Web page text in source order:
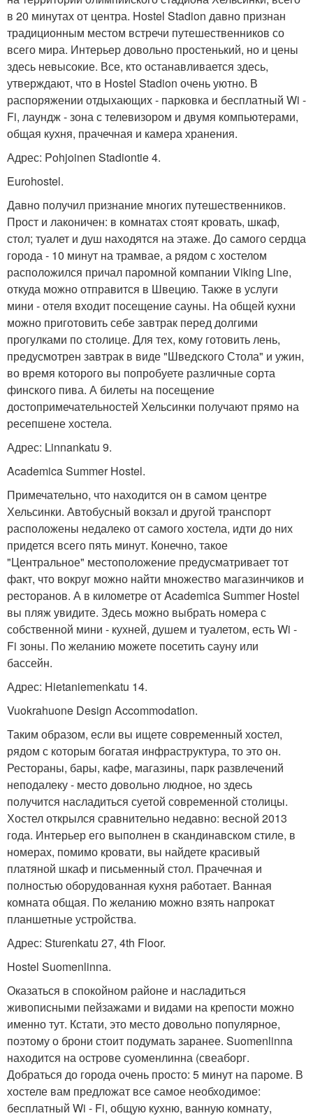
в 20 минутах от центра. Hostel Stadion давно признан
традиционным местом встречи путешественников со
всего мира. Интерьер довольно простенький, но и цены
здесь невысокие. Все, кто останавливается здесь,
утверждают, что в Hostel Stadion очень уютно. В
распоряжении отдыхающих - парковка и бесплатный Wi -
Fi, лаундж - зона с телевизором и двумя компьютерами,
общая кухня, прачечная и камера хранения.
Адрес: Pohjoinen Stadiontie 4.
Eurohostel.
Давно получил признание многих путешественников.
Прост и лаконичен: в комнатах стоят кровать, шкаф,
стол; туалет и душ находятся на этаже. До самого сердца
города - 10 минут на трамвае, а рядом с хостелом
расположился причал паромной компании Viking Line,
откуда можно отправится в Швецию. Также в услуги
мини - отеля входит посещение сауны. На общей кухни
можно приготовить себе завтрак перед долгими
прогулками по столице. Для тех, кому готовить лень,
предусмотрен завтрак в виде "Шведского Стола" и ужин,
во время которого вы попробуете различные сорта
финского пива. А билеты на посещение
достопримечательностей Хельсинки получают прямо на
ресепшене хостела.
Адрес: Linnankatu 9.
Academica Summer Hostel.
Примечательно, что находится он в самом центре
Хельсинки. Автобусный вокзал и другой транспорт
расположены недалеко от самого хостела, идти до них
придется всего пять минут. Конечно, такое
"Центральное" местоположение предусматривает тот
факт, что вокруг можно найти множество магазинчиков и
ресторанов. А в километре от Academica Summer Hostel
вы пляж увидите. Здесь можно выбрать номера с
собственной мини - кухней, душем и туалетом, есть Wi -
Fi зоны. По желанию можете посетить сауну или
бассейн.
Адрес: Hietaniemenkatu 14.
Vuokrahuone Design Accommodation.
Таким образом, если вы ищете современный хостел,
рядом с которым богатая инфраструктура, то это он.
Рестораны, бары, кафе, магазины, парк развлечений
неподалеку - место довольно людное, но здесь
получится насладиться суетой современной столицы.
Хостел открылся сравнительно недавно: весной 2013
года. Интерьер его выполнен в скандинавском стиле, в
номерах, помимо кровати, вы найдете красивый
платяной шкаф и письменный стол. Прачечная и
полностью оборудованная кухня работает. Ванная
комната общая. По желанию можно взять напрокат
планшетные устройства.
Адрес: Sturenkatu 27, 4th Floor.
Hostel Suomenlinna.
Оказаться в спокойном районе и насладиться
живописными пейзажами и видами на крепости можно
именно тут. Кстати, это место довольно популярное,
поэтому о брони стоит подумать заранее. Suomenlinna
находится на острове суоменлинна (свеаборг.
Добраться до города очень просто: 5 минут на пароме. В
хостеле вам предложат все самое необходимое:
бесплатный Wi - Fi, общую кухню, ванную комнату,